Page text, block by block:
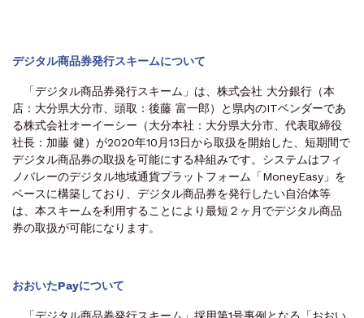
デジタル商品券発行スキームについて
「デジタル商品券発行スキーム」は、株式会社 大分銀行（本
店：大分県大分市、頭取：後藤 富一郎）と県内のITベンダーであ
る株式会社オーイーシー（大分本社：大分県大分市、代表取締役
社長：加藤 健）が2020年10月13日から取扱を開始した、短期間で
デジタル商品券の取扱を可能にする枠組みです。システムはフィ
ノバレーのデジタル地域通貨プラットフォーム「MoneyEasy」を
ベースに構築しており、デジタル商品券を発行したい自治体等
は、本スキームを利用することにより最短２ヶ月でデジタル商品
券の取扱が可能になります。
おおいたPayについて